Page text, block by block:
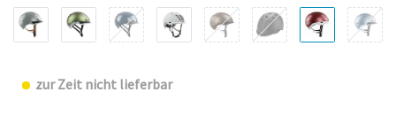
zur Zeit nicht lieferbar